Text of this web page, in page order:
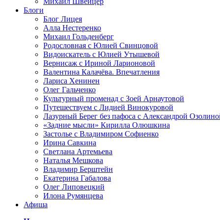
Блоги
Блог Лицея
Алла Нестеренко
Михаил Гольденберг
Родословная с Юлией Свинцовой
Видоискатель с Юлией Утышевой
Вернисаж с Ириной Ларионовой
Валентина Калачёва. Впечатления
Лариса Хенинен
Олег Гальченко
Культурный променад с Зоей Арнаутовой
Путешествуем с Лидией Винокуровой
Лазурный Берег без пафоса с Александрой
«Задние мысли» Кирилла Олюшкина
Застолье с Владимиром Софиенко
Ирина Савкина
Светлана Артемьева
Наталья Мешкова
Владимир Берштейн
Екатерина Габалова
Олег Липовецкий
Илона Румянцева
Афиша